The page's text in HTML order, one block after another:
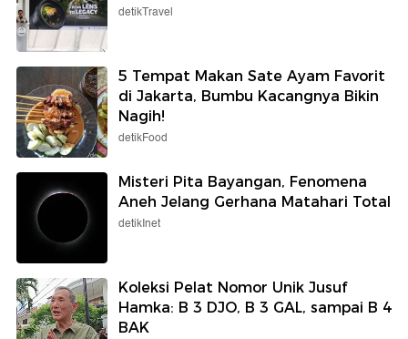
detikTravel
5 Tempat Makan Sate Ayam Favorit
di Jakarta, Bumbu Kacangnya Bikin
Nagih!
detikFood
Misteri Pita Bayangan, Fenomena
Aneh Jelang Gerhana Matahari Total
detikInet
Koleksi Pelat Nomor Unik Jusuf
Hamka: B 3 DJO, B 3 GAL, sampai B 4
BAK